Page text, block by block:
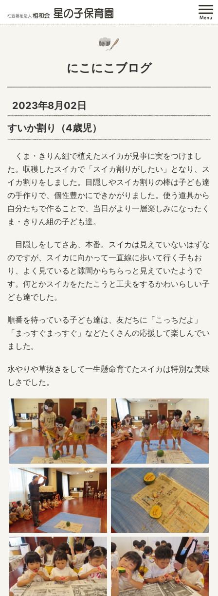
にこにこブログ
2023年8月02日
すいか割り（4歳児）
くま・きりん組で植えたスイカが見事に実をつけまし
た。収穫したスイカで「スイカ割りがしたい」となり、ス
イカ割りをしました。目隠しやスイカ割りの棒は子ども達
の手作りで、個性豊かにできかがりました。使う道具から
自分たちで作ることで、当日がより一層楽しみになったく
ま・きりん組の子ども達。
目隠しをしてさあ、本番。スイカは見えていないはずな
のですが、スイカに向かって一直線に歩いて行く子もお
り、よく見ていると隙間からちらっと見えていたようで
す。何とかスイカをたたこうと工夫をするかわいらしい子
ども達でした。
順番を待っている子ども達は、友だちに「こっちだよ」
「まっすぐまっすぐ」などたくさんの応援して楽しんでい
ました。
水やりや草抜きをして一生懸命育てたスイカは特別な美味
しさでした。